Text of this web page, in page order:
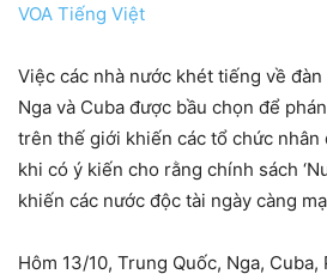
VOA Tiếng Việt
Việc các nhà nước khét tiếng về
Nga và Cuba được bầu chọn để
trên thế giới khiến các tổ chức nhân
khi có ý kiến cho rằng chính sách
khiến các nước độc tài ngày càng
Hôm 13/10, Trung Quốc, Nga,